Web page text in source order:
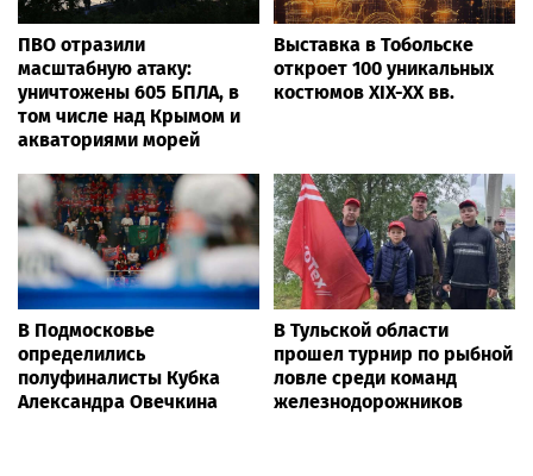
ПВО отразили
масштабную атаку:
уничтожены 605 БПЛА, в
том числе над Крымом и
акваториями морей
Выставка в Тобольске
откроет 100 уникальных
костюмов XIX-XX вв.
В Подмосковье
определились
полуфиналисты Кубка
Александра Овечкина
В Тульской области
прошел турнир по рыбной
ловле среди команд
железнодорожников